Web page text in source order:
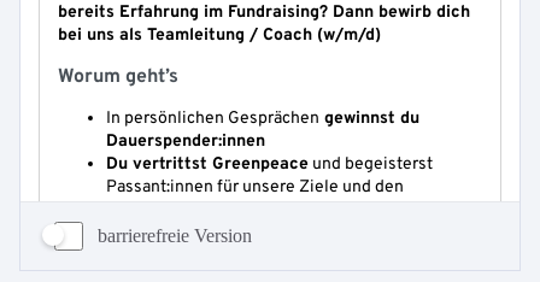
barrierefreie Version